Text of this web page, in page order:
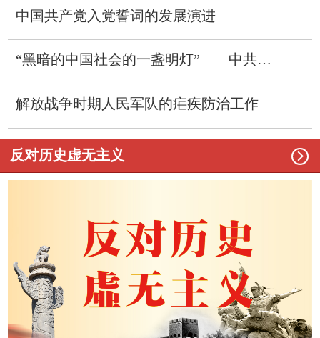
中国共产党入党誓词的发展演进
“黑暗的中国社会的一盏明灯”——中共中央第一份政治机关报《向导》
解放战争时期人民军队的疟疾防治工作
反对历史虚无主义 